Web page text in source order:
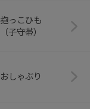
抱っこひも
（子守帯）
おしゃぶり